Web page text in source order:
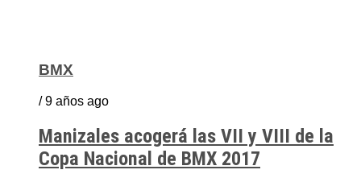
BMX
/ 9 años ago
Manizales acogerá las VII y VIII de la
Copa Nacional de BMX 2017